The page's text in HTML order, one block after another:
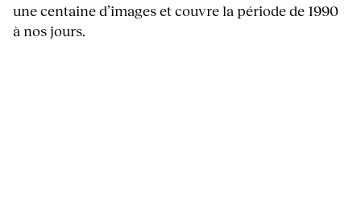
une centaine d’images et couvre la période de 1990
à nos jours.